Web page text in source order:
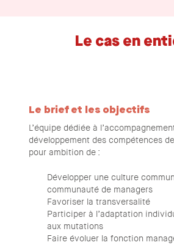
Le cas en
Le brief et les objectifs
L’équipe dédiée à
développement des compétences
pour ambition de :
Développer une culture
communauté de managers
Favoriser la transversalité
Participer à l’adaptation
aux mutations
Faire évoluer la fonction